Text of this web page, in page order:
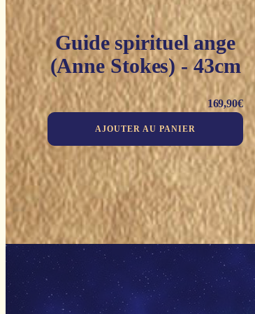
Guide spirituel ange
(Anne Stokes) - 43cm
169,90€
AJOUTER AU PANIER